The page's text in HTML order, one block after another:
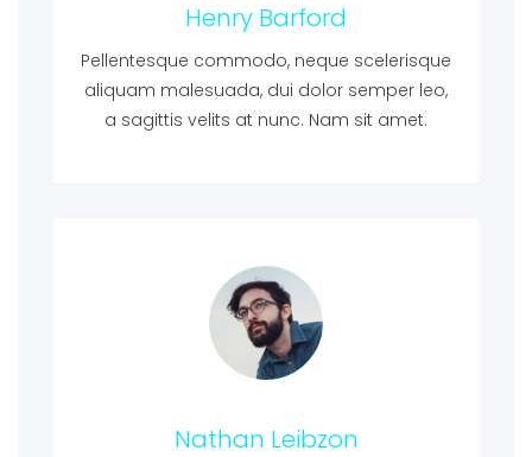
Henry Barford
Pellentesque commodo, neque scelerisque
aliquam malesuada, dui dolor semper leo,
a sagittis velits at nunc. Nam sit amet.
Nathan Leibzon